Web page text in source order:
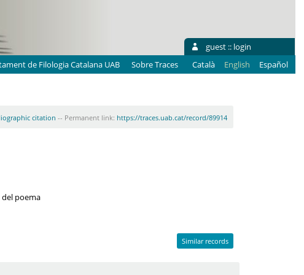
guest :: login
de Filologia Catalana UAB Sobre Traces Català English Español
citation -- Permanent link: https://traces.uab.cat/record/89914
del poema
Similar records